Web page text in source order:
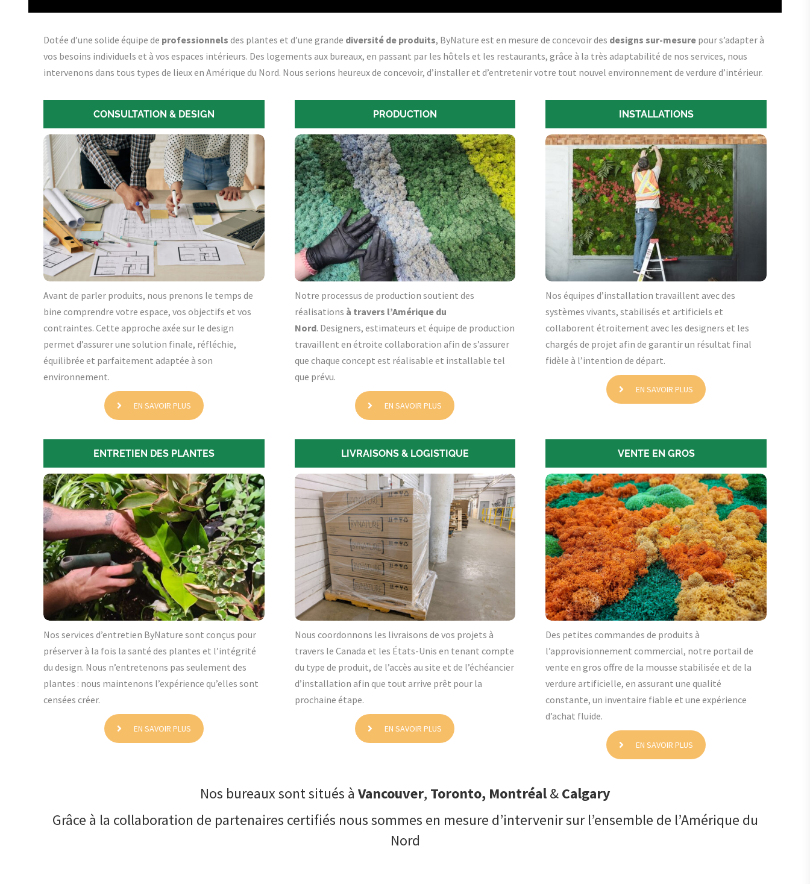
Dotée d’une solide équipe de professionnels des plantes et d’une grande diversité de produits, ByNature est en mesure de concevoir des designs sur-mesure pour s’adapter à
vos besoins individuels et à vos espaces intérieurs. Des logements aux bureaux, en passant par les hôtels et les restaurants, grâce à la très adaptabilité de nos services, nous
intervenons dans tous types de lieux en Amérique du Nord. Nous serions heureux de concevoir, d’installer et d’entretenir votre tout nouvel environnement de verdure d’intérieur.
CONSULTATION & DESIGN
Avant de parler produits, nous prenons le temps de
bine comprendre votre espace, vos objectifs et vos
contraintes. Cette approche axée sur le design
permet d’assurer une solution finale, réfléchie,
équilibrée et parfaitement adaptée à son
environnement.
EN SAVOIR PLUS
PRODUCTION
Notre processus de production soutient des
réalisations à travers l’Amérique du
Nord. Designers, estimateurs et équipe de production
travaillent en étroite collaboration afin de s’assurer
que chaque concept est réalisable et installable tel
que prévu.
EN SAVOIR PLUS
INSTALLATIONS
Nos équipes d’installation travaillent avec des
systèmes vivants, stabilisés et artificiels et
collaborent étroitement avec les designers et les
chargés de projet afin de garantir un résultat final
fidèle à l’intention de départ.
EN SAVOIR PLUS
ENTRETIEN DES PLANTES
Nos services d’entretien ByNature sont conçus pour
préserver à la fois la santé des plantes et l’intégrité
du design. Nous n’entretenons pas seulement des
plantes : nous maintenons l’expérience qu’elles sont
censées créer.
EN SAVOIR PLUS
LIVRAISONS & LOGISTIQUE
Nous coordonnons les livraisons de vos projets à
travers le Canada et les États-Unis en tenant compte
du type de produit, de l’accès au site et de l’échéancier
d’installation afin que tout arrive prêt pour la
prochaine étape.
EN SAVOIR PLUS
VENTE EN GROS
Des petites commandes de produits à
l’approvisionnement commercial, notre portail de
vente en gros offre de la mousse stabilisée et de la
verdure artificielle, en assurant une qualité
constante, un inventaire fiable et une expérience
d’achat fluide.
EN SAVOIR PLUS
Nos bureaux sont situés à Vancouver, Toronto, Montréal&Calgary
Grâce à la collaboration de partenaires certifiés nous sommes en mesure d’intervenir sur l’ensemble de l’Amérique du
Nord